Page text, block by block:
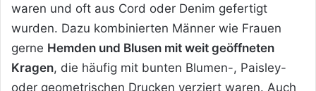
waren und oft aus Cord oder Denim gefertigt
wurden. Dazu kombinierten Männer wie Frauen
gerne Hemden und Blusen mit weit geöffneten
Kragen, die häufig mit bunten Blumen-, Paisley-
oder geometrischen Drucken verziert waren. Auch